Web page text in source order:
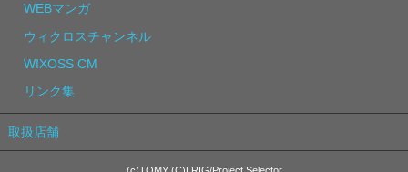
WEBマンガ
ウィクロスチャンネル
WIXOSS CM
リンク集
取扱店舗